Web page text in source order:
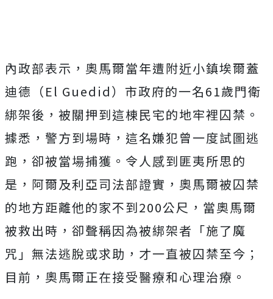
內政部表示，奧馬爾當年遭附近小鎮埃爾蓋
迪德（El Guedid）市政府的一名61歲門衛
綁架後，被關押到這棟民宅的地牢裡囚禁。
據悉，警方到場時，這名嫌犯曾一度試圖逃
跑，卻被當場捕獲。令人感到匪夷所思的
是，阿爾及利亞司法部證實， 奧馬爾被囚禁
的地方距離他的家不到200公尺，當奧馬爾
被救出時，卻聲稱因為被綁架者「施了魔
咒」無法逃脫或求助，才一直被囚禁至今；
目前，奧馬爾正在接受醫療和心理治療。